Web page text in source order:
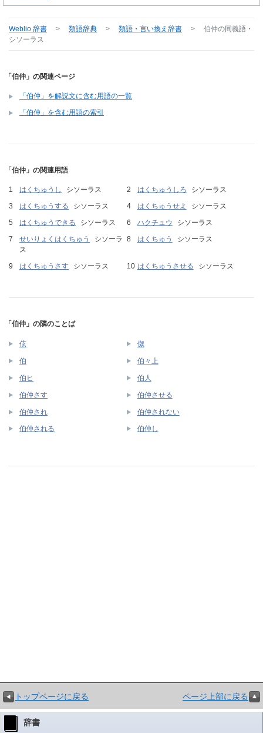
Weblio 辞書 > 類語辞典 > 類語・言い換え辞書 > 伯仲の同義語・
シソーラス
「伯仲」の関連ページ
「伯仲」を解説文に含む用語の一覧
「伯仲」を含む用語の索引
「伯仲」の関連用語
はくちゅうし シソーラス はくちゅうしろ
シソーラス
はくちゅうする
シソーラス はくちゅうせよ
シソーラス
はくちゅうできる
シソーラス ハクチュウ
シソーラス
せいりょくはくちゅう
シソーラ
ス
はくちゅう シソーラス
はくちゅうさす シソーラス はくちゅうさせる シソーラス
「伯仲」の隣のことば
伭 伮
伯 伯々上
伯ヒ 伯人
伯仲さす 伯仲させる
伯仲され 伯仲されない
伯仲される 伯仲し
トップページに戻る ページ上部に戻る
辞書